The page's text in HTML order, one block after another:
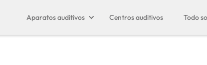
Aparatos auditivos Centros auditivos Todo